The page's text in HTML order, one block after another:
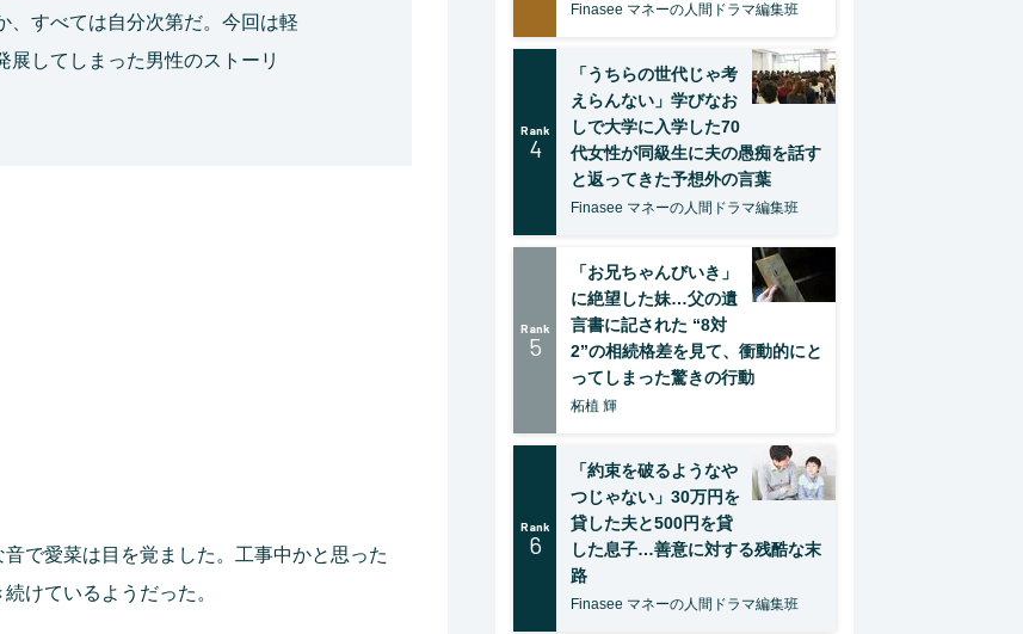
、すべては自分次第だ。今回は軽
展してしまった男性のストーリ
で愛菜は目を覚ました。工事中かと思った
けているようだった。
Finasee マネーの人間ドラマ編集班
Rank
4
「うちらの世代じゃ考
えらんない」学びなお
しで大学に入学した70
代女性が同級生に夫の愚痴を話す
と返ってきた予想外の言葉
Finasee マネーの人間ドラマ編集班
Rank
5
「お兄ちゃんびいき」
に絶望した妹…父の遺
言書に記された “8対
2”の相続格差を見て、衝動的にと
ってしまった驚きの行動
柘植 輝
Rank
6
「約束を破るようなや
つじゃない」30万円を
貸した夫と500円を貸
した息子…善意に対する残酷な末
路
Finasee マネーの人間ドラマ編集班